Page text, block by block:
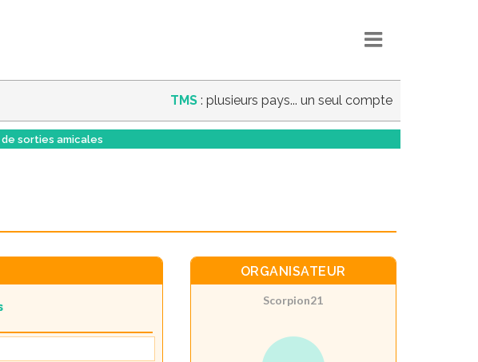
TMS : plusieurs pays... un seul compte
de sorties amicales
ORGANISATEUR
Scorpion21